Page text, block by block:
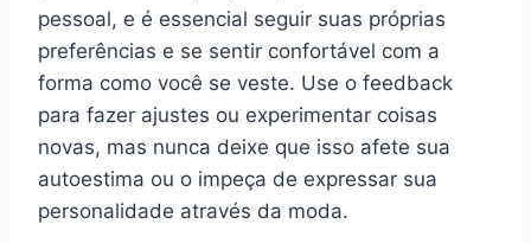
pessoal, e é essencial seguir suas próprias
preferências e se sentir confortável com a
forma como você se veste. Use o feedback
para fazer ajustes ou experimentar coisas
novas, mas nunca deixe que isso afete sua
autoestima ou o impeça de expressar sua
personalidade através da moda.